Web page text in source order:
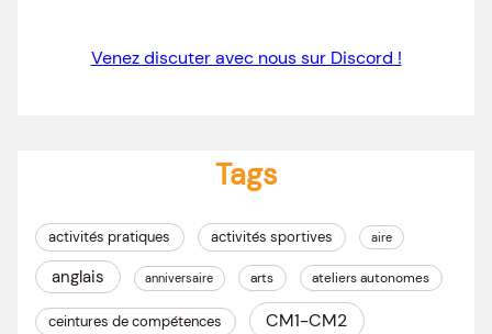
Venez discuter avec nous sur Discord !
Tags
activités pratiques activités sportives aire
anglais anniversaire arts ateliers autonomes
ceintures de compétences CM1-CM2